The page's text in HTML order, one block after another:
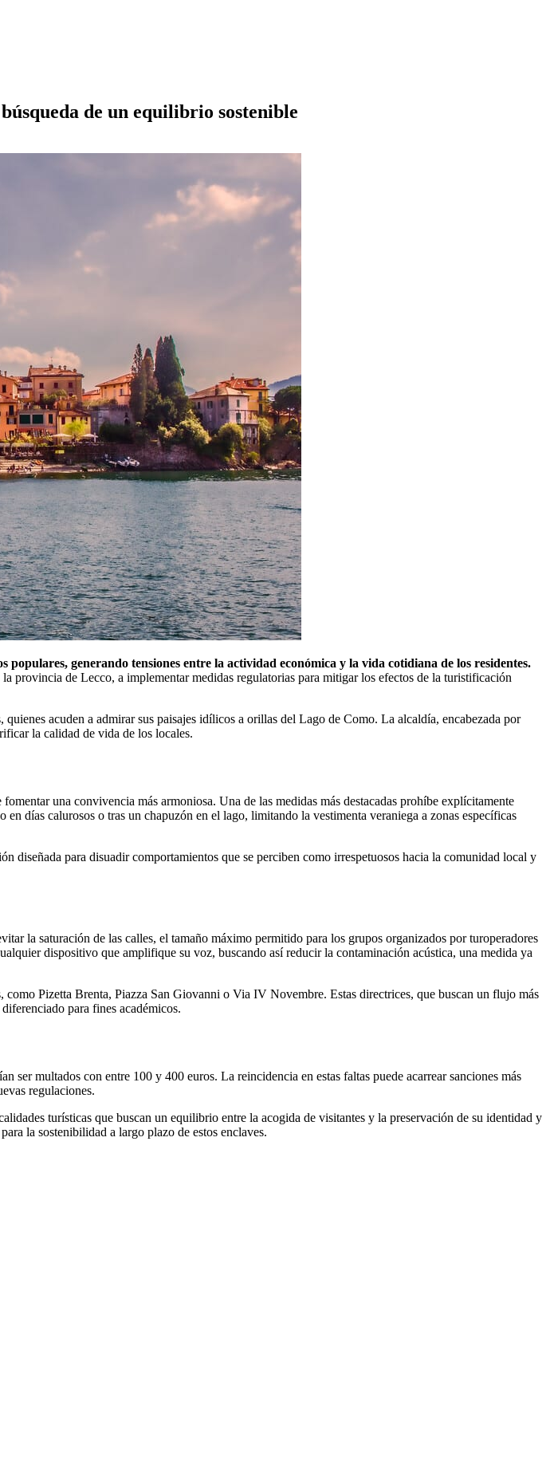
de un equilibrio sostenible
generando tensiones entre la actividad económica y la vida cotidiana de los residentes.
provincia de Lecco, a implementar medidas regulatorias para mitigar los efectos de la turistificación
acuden a admirar sus paisajes idílicos a orillas del Lago de Como. La alcaldía, encabezada por
la calidad de vida de los locales.
una convivencia más armoniosa. Una de las medidas más destacadas prohíbe explícitamente
días calurosos o tras un chapuzón en el lago, limitando la vestimenta veraniega a zonas específicas
diseñada para disuadir comportamientos que se perciben como irrespetuosos hacia la comunidad local y
la saturación de las calles, el tamaño máximo permitido para los grupos organizados por turoperadores
dispositivo que amplifique su voz, buscando así reducir la contaminación acústica, una medida ya
Pizetta Brenta, Piazza San Giovanni o Via IV Novembre. Estas directrices, que buscan un flujo más
para fines académicos.
multados con entre 100 y 400 euros. La reincidencia en estas faltas puede acarrear sanciones más
regulaciones.
turísticas que buscan un equilibrio entre la acogida de visitantes y la preservación de su identidad y
la sostenibilidad a largo plazo de estos enclaves.